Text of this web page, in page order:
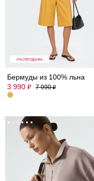
РАСПРОДАЖА
Бермуды из 100% льна
3 990 ₽ 7 990₽